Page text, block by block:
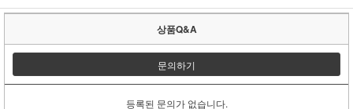
상품Q&A
문의하기
등록된 문의가 없습니다.